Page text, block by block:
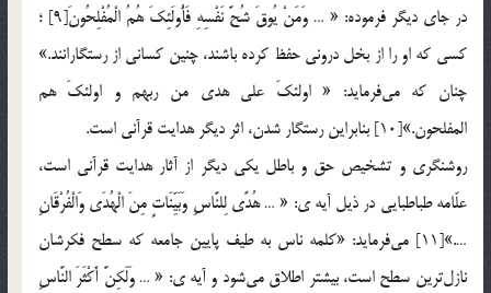
در جاي ديگر فرموده: « … وَمَنْ يُوقَ شُحَّ نَفْسِهِ فَأُولَئِكَ هُمُ الْمُفْلِحُونَ[9] ؛
كسي كه او را از بخل دروني حفظ كرده باشند، چنين كساني از رستگارانند.»
چنان كه مي‌فرمايد: « اولئكَ علي هدي من ربهم و اولئكَ هم
المفلحون.»[10] بنابراين رستگار شدن، اثر ديگر هدايت قرآني است.
روشنگري و تشخيص حق و باطل يكي ديگر از آثار هدايت قرآني است،
علّامه طباطبايي در ذيل آيه ي: « … هُدًى لِلنَّاسِ وَبَيِّنَاتٍ مِنَ الْهُدَى وَالْفُرْقَانِ
….»[11] مي‌فرمايد: «كلمه ناس به طيف پايين جامعه كه سطح فكرشان
نازل‌ترين سطح است، بيشتر اطلاق مي‌شود و آيه ي: « … وَلَكِنَّ أَكْثَرَ النَّاسِ